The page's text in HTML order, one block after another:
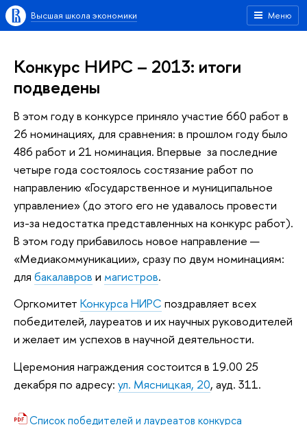
Меню
Высшая школа экономики
Конкурс НИРС – 2013: итоги
подведены
В этом году в конкурсе приняло участие 660 работ в
26 номинациях, для сравнения: в прошлом году было
486 работ и 21 номинация. Впервые за последние
четыре года состоялось состязание работ по
направлению «Государственное и муниципальное
управление» (до этого его не удавалось провести
из-за недостатка представленных на конкурс работ).
В этом году прибавилось новое направление —
«Медиакоммуникации», сразу по двум номинациям:
для бакалавров и магистров.
Оргкомитет Конкурса НИРС поздравляет всех
победителей, лауреатов и их научных руководителей
и желает им успехов в научной деятельности.
Церемония награждения состоится в 19.00 25
декабря по адресу: ул. Мясницкая, 20, ауд. 311.
Список победителей и лауреатов конкурса